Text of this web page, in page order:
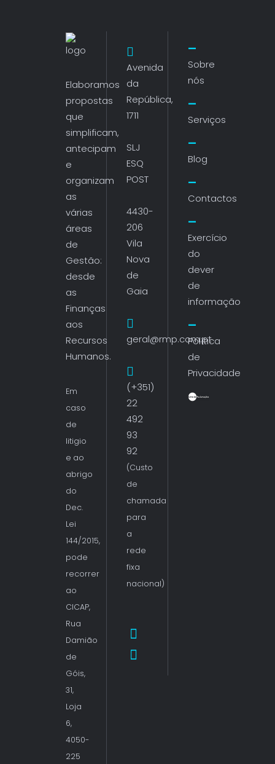
Elaboramos
propostas
que
simplificam,
antecipam
e
organizam
as
várias
áreas
de
Gestão:
desde
as
Finanças
aos
Recursos
Humanos.
Em
caso
de
litigio
e ao
abrigo
do
Dec.
Lei
144/2015,
pode
recorrer
ao
CICAP,
Rua
Damião
de
Góis,
31,
Loja
6,
4050-
225
Avenida
da
República,
1711
SLJ
ESQ
POST
4430-
206
Vila
Nova
de
Gaia
geral@rmp.com.pt
(+351)
22
492
93
92
(Custo
de
chamada
para
a
rede
fixa
nacional)
Sobre
nós
Serviços
Blog
Contactos
Exercício
do
dever
de
informação
Política
de
Privacidade